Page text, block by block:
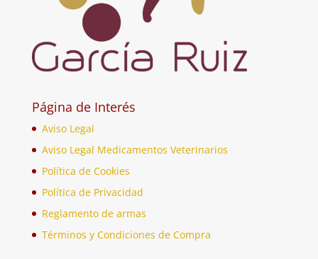
Página de Interés
Aviso Legal
Aviso Legal Medicamentos Veterinarios
Política de Cookies
Política de Privacidad
Reglamento de armas
Términos y Condiciones de Compra